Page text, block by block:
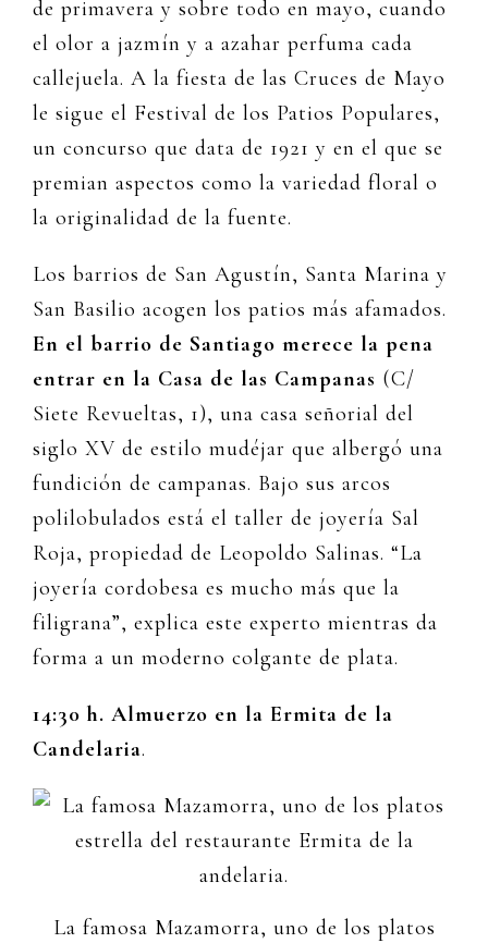
de primavera y sobre todo en mayo, cuando
el olor a jazmín y a azahar perfuma cada
callejuela. A la fiesta de las Cruces de Mayo
le sigue el Festival de los Patios Populares,
un concurso que data de 1921 y en el que se
premian aspectos como la variedad floral o
la originalidad de la fuente.
Los barrios de San Agustín, Santa Marina y
San Basilio acogen los patios más afamados.
En el barrio de Santiago merece la pena
entrar en la Casa de las Campanas (C/
Siete Revueltas, 1), una casa señorial del
siglo XV de estilo mudéjar que albergó una
fundición de campanas. Bajo sus arcos
polilobulados está el taller de joyería Sal
Roja, propiedad de Leopoldo Salinas. “La
joyería cordobesa es mucho más que la
filigrana”, explica este experto mientras da
forma a un moderno colgante de plata.
14:30 h. Almuerzo en la Ermita de la
Candelaria.
La famosa Mazamorra, uno de los platos